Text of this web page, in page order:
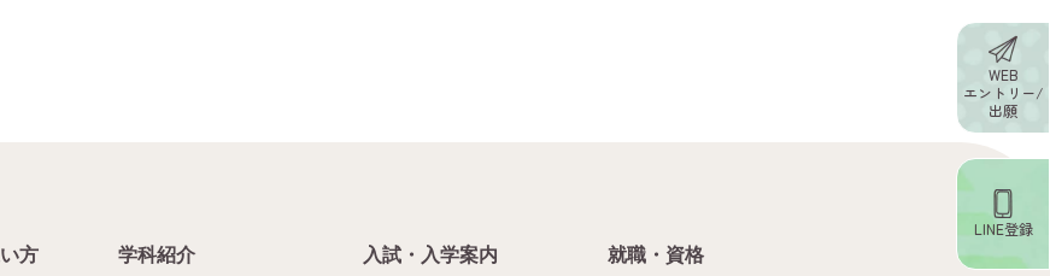
WEB
エントリー/
出願
LINE登録
方 学科紹介 入試・入学案内 就職・資格